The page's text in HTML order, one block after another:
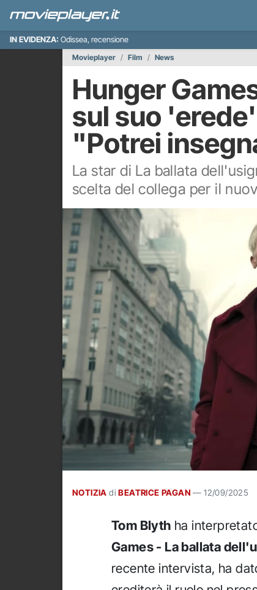
IN EVIDENZA: Odissea, recensione
Movieplayer
Film News
Hunger
sul suo
"Potrei
La star di La ballata
scelta del collega per il
NOTIZIA di BEATRICE PAGAN —12/09/2025
Tom Blyth ha
Games - La ballata
recente intervista, ha